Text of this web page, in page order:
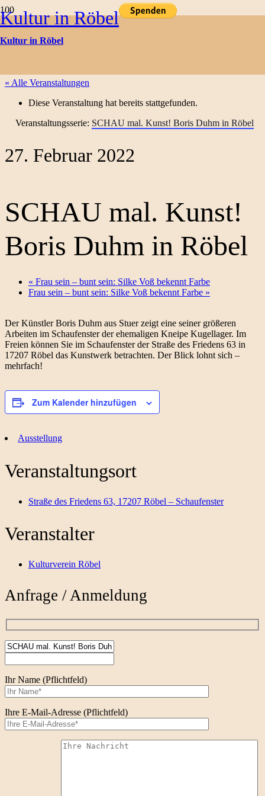
Kultur in Röbel
Kultur in Röbel
Kulturtermine
« Alle Veranstaltungen
Diese Veranstaltung hat bereits stattgefunden.
Veranstaltungsserie: SCHAU mal. Kunst! Boris Duhm in Röbel
27. Februar 2022
SCHAU mal. Kunst!
Boris Duhm in Röbel
« Frau sein – bunt sein: Silke Voß bekennt Farbe
Frau sein – bunt sein: Silke Voß bekennt Farbe »
Der Künstler Boris Duhm aus Stuer zeigt eine seiner größeren
Arbeiten im Schaufenster der ehemaligen Kneipe Kugellager. Im
Freien können Sie im Schaufenster der Straße des Friedens 63 in
17207 Röbel das Kunstwerk betrachten. Der Blick lohnt sich –
mehrfach!
Zum Kalender hinzufügen
Ausstellung
Veranstaltungsort
Straße des Friedens 63, 17207 Röbel – Schaufenster
Veranstalter
Kulturverein Röbel
Anfrage / Anmeldung
Ihr Name (Pflichtfeld)
Ihre E-Mail-Adresse (Pflichtfeld)